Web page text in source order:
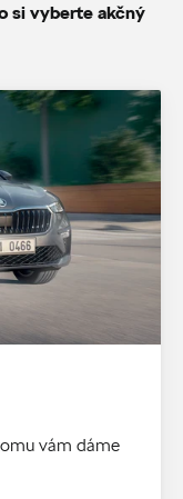
si vyberte akčný
vám dáme